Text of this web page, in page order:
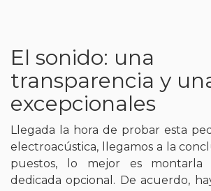
El sonido: una
transparencia y
excepcionales
Llegada la hora de probar esta
electroacústica, llegamos a la
puestos, lo mejor es montarla
dedicada opcional. De acuerdo,